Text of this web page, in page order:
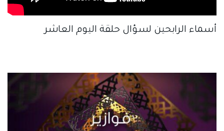
أسماء الرابحين لسؤال حلقة اليوم العاشر